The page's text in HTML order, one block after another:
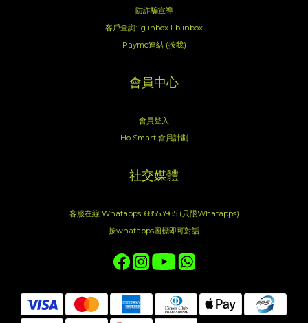
防詐騙宣導
客戶查詢: Ig inbox Fb inbox
Payme連結 (按我)
會員中心
會員登入
Ho Smart 會員計劃
社交媒體
客服在線 Whatapps: 68553965 (只限Whatapps)
按whatapps圖標即可對話